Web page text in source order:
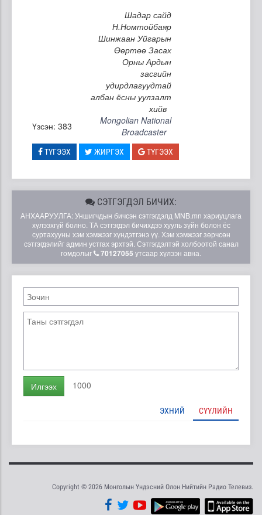
Шадар сайд
Н.Номтойбаяр
Шинжаан Уйгарын
Өөртөө Засах
Орны Ардын
засгийн
удирдлагуудтай
албан ёсны уулзалт
хийв
Үзсэн: 383
Mongolian National
Broadcaster
ТҮГЭЭХ ЖИРГЭХ ТҮГЭЭХ
СЭТГЭГДЭЛ БИЧИХ:
АНХААРУУЛГА: Уншигчдын бичсэн сэтгэгдэлд MNB.mn хариуцлага
хүлээхгүй болно. ТА сэтгэгдэл бичихдээ хууль зүйн болон ёс
суртахууны хэм хэмжээг хүндэтгэнэ үү. Хэм хэмжээг зөрчсөн
сэтгэгдэлийг админ устгах эрхтэй. Сэтгэгдэлтэй холбоотой санал
гомдолыг
70127055 утсаар хүлээн авна.
Илгээх 1000
ЭХНИЙ СҮҮЛИЙН
Copyright © 2026 Монголын Үндэсний Олон Нийтийн Радио Телевиз.